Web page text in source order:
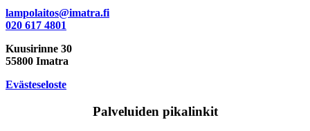
lampolaitos@imatra.fi
020 617 4801
Kuusirinne 30
55800 Imatra
Evästeseloste
Palveluiden pikalinkit